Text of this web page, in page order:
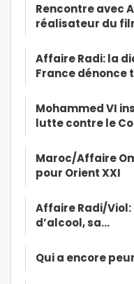
Rencontre avec
réalisateur du
Affaire Radi: la
France dénonce
Mohammed VI
lutte contre le
Maroc/Affaire
pour Orient XXI
Affaire Radi/Viol:
d’alcool, sa…
Qui a encore